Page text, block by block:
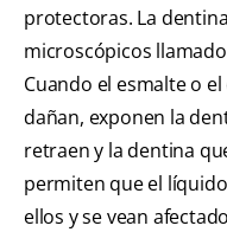
protectoras. La
microscópicos
Cuando el esmalte o
dañan, exponen la
retraen y la dentina
permiten que el
ellos y se vean